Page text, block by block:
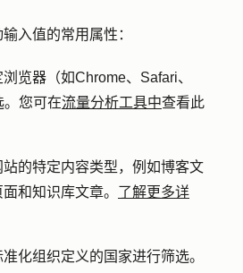
入值的常用属性：
览器（如Chrome、Safari、
。您可在流量分析工具中查看此
站的特定内容类型，例如博客文
和知识库文章。 了解更多详
化组织定义的国家进行筛选。